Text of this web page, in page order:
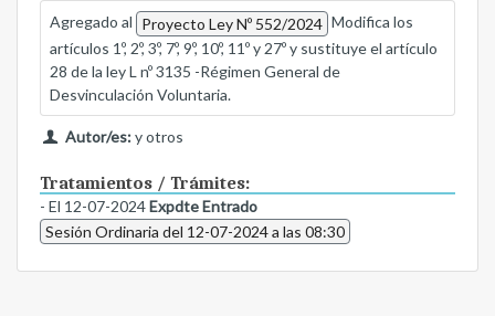
Agregado al Proyecto Ley Nº 552/2024 Modifica los
artículos 1º, 2º, 3º, 7º, 9º, 10º, 11º y 27º y sustituye el artículo
28 de la ley L nº 3135 -Régimen General de
Desvinculación Voluntaria.
Autor/es:y otros
Tratamientos / Trámites:
- El 12-07-2024Expdte Entrado
Sesión Ordinaria del 12-07-2024 a las 08:30